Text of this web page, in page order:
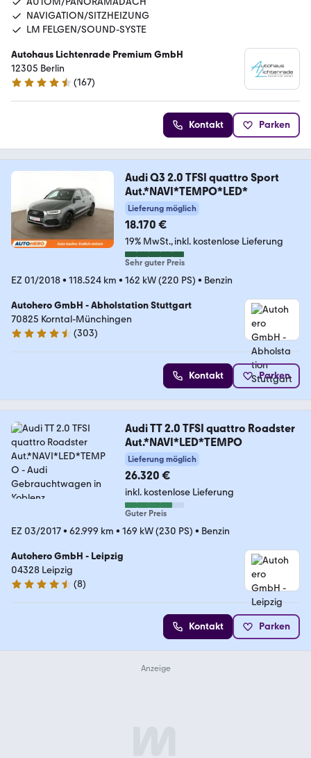
NAVIGATION/SITZHEIZUNG
LM FELGEN/SOUND-SYSTE
Autohaus Lichtenrade Premium GmbH
12305 Berlin
4.6 Sterne
(167)
Kontakt Parken
Audi Q3 2.0 TFSI quattro Sport
Aut.*NAVI*TEMPO*LED*
Lieferung möglich
18.170 €
19% MwSt. inkl. kostenlose Lieferung
Sehr guter Preis
EZ 01/2018• 118.524 km • 162 kW (220 PS) • Benzin
Autohero GmbH - Abholstation Stuttgart
70825 Korntal-Münchingen
4.4 Sterne
(303)
Kontakt Parken
Audi TT 2.0 TFSI quattro Roadster
Aut.*NAVI*LED*TEMPO
Lieferung möglich
26.320 €
inkl. kostenlose Lieferung
Guter Preis
EZ 03/2017• 62.999 km • 169 kW (230 PS) • Benzin
Autohero GmbH - Leipzig
04328 Leipzig
4.3 Sterne
(8)
Kontakt Parken